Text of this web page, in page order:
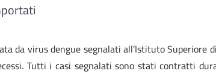
da virus dengue segnalati all’Istituto Superiore
Tutti i casi segnalati sono stati contratti